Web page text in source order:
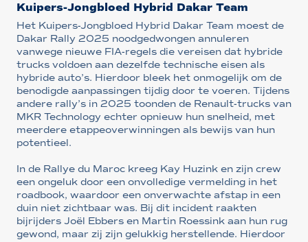
Kuipers-Jongbloed Hybrid Dakar Team
Het Kuipers-Jongbloed Hybrid Dakar Team moest de
Dakar Rally 2025 noodgedwongen annuleren
vanwege nieuwe FIA-regels die vereisen dat hybride
trucks voldoen aan dezelfde technische eisen als
hybride auto’s. Hierdoor bleek het onmogelijk om de
benodigde aanpassingen tijdig door te voeren. Tijdens
andere rally’s in 2025 toonden de Renault-trucks van
MKR Technology echter opnieuw hun snelheid, met
meerdere etappeoverwinningen als bewijs van hun
potentieel.
In de Rallye du Maroc kreeg Kay Huzink en zijn crew
een ongeluk door een onvolledige vermelding in het
roadbook, waardoor een onverwachte afstap in een
duin niet zichtbaar was. Bij dit incident raakten
bijrijders Joël Ebbers en Martin Roessink aan hun rug
gewond, maar zij zijn gelukkig herstellende. Hierdoor